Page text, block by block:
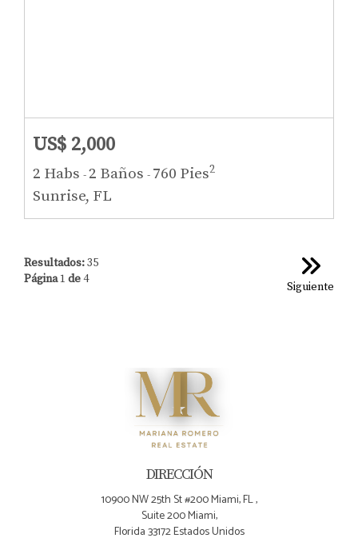
US$ 2,000
2 Habs -2 Baños - 760 Pies2
Sunrise, FL
Siguiente
Resultados:35
Página1 de4
DIRECCIÓN
10900 NW 25th St #200 Miami, FL ,
Suite 200 Miami,
Florida 33172 Estados Unidos